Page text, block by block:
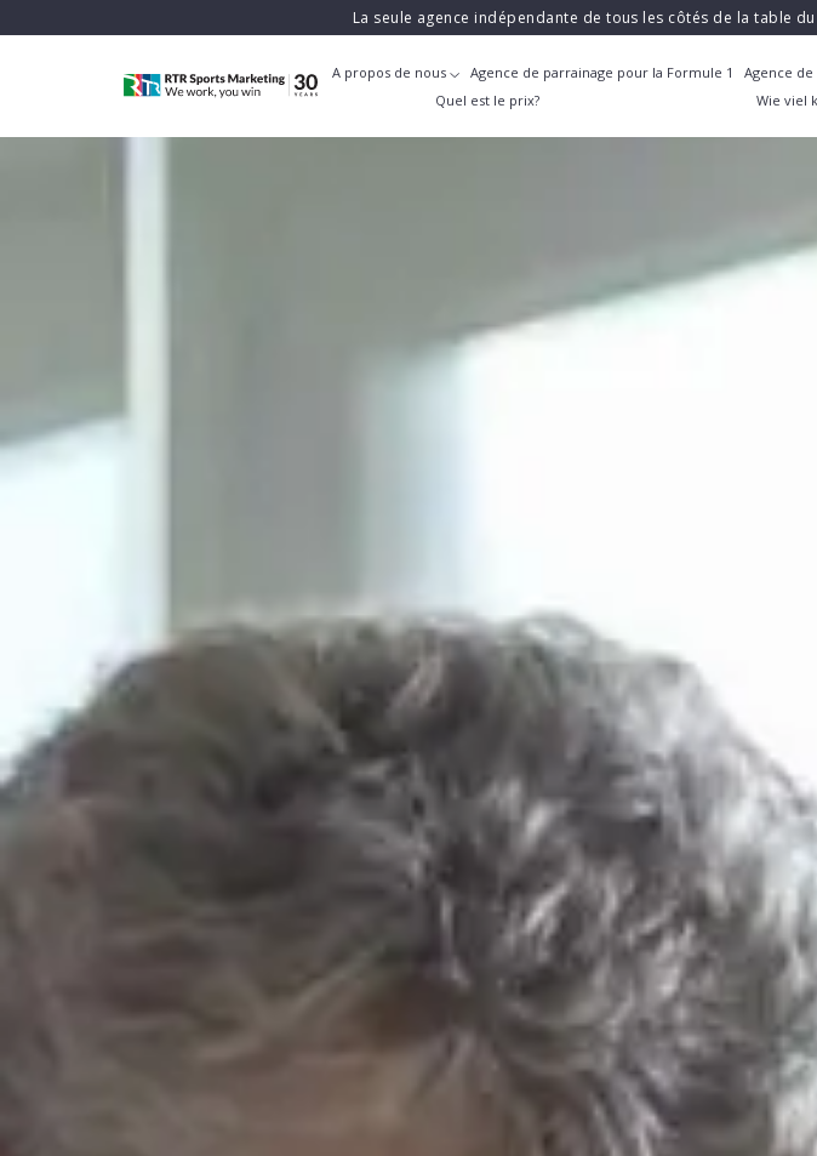
La seule agence indépendante de tous les côtés de la table
A propos de nous Agence de parrainage pour la Formule 1 Agence
Quel est le prix?
Wie viel